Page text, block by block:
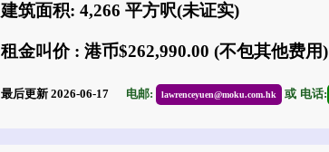
建筑面积: 4,266 平方呎(未证实)
租金叫价 : 港币$262,990.00 (不包其他费用)
最后更新 2026-06-17 电邮: lawrenceyuen@moku.com.hk 或 电话: